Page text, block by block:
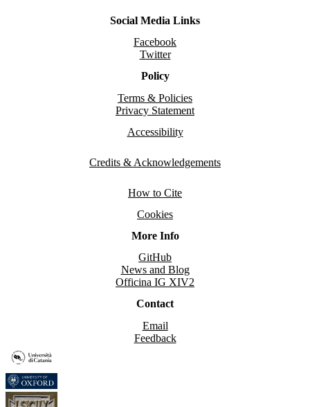
Social Media Links
Facebook
Twitter
Policy
Terms & Policies
Privacy Statement
Accessibility
Credits & Acknowledgements
How to Cite
Cookies
More Info
GitHub
News and Blog
Officina IG XIV2
Contact
Email
Feedback